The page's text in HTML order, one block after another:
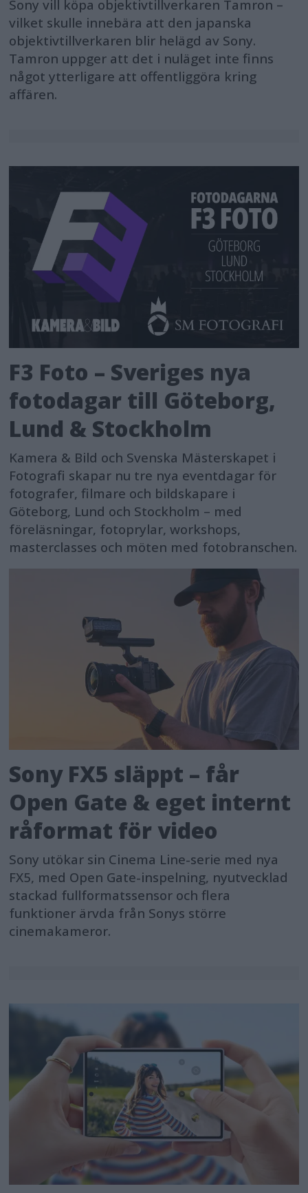
Sony vill köpa objektivtillverkaren Tamron –
vilket skulle innebära att den japanska
objektivtillverkaren blir helägd av Sony.
Tamron uppger att det i nuläget inte finns
något ytterligare att offentliggöra kring
affären.
F3 Foto – Sveriges nya
fotodagar till Göteborg,
Lund & Stockholm
Kamera & Bild och Svenska Mästerskapet i
Fotografi skapar nu tre nya eventdagar för
fotografer, filmare och bildskapare i
Göteborg, Lund och Stockholm – med
föreläsningar, fotoprylar, workshops,
masterclasses och möten med fotobranschen.
Sony FX5 släppt – får
Open Gate & eget internt
råformat för video
Sony utökar sin Cinema Line-serie med nya
FX5, med Open Gate-inspelning, nyutvecklad
stackad fullformatssensor och flera
funktioner ärvda från Sonys större
cinemakameror.